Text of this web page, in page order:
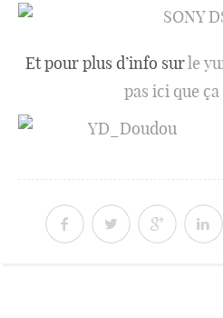
Et pour plus d’info surle
pas ici que ça